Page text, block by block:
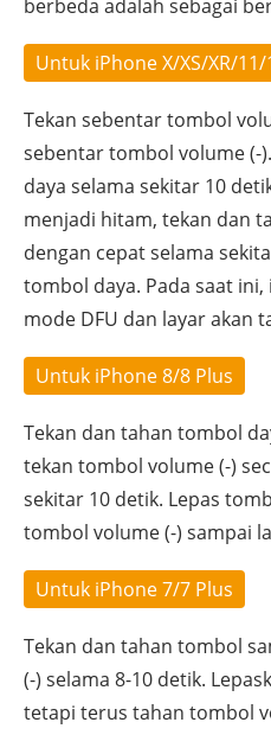
berbeda adalah sebagai
Untuk iPhone X/XS/XR/
Tekan sebentar tombol
sebentar tombol volume (-
daya selama sekitar 10
menjadi hitam, tekan dan
dengan cepat selama
tombol daya. Pada saat
mode DFU dan layar akan
Untuk iPhone 8/8 Plus
Tekan dan tahan tombol
tekan tombol volume (-)
sekitar 10 detik. Lepas
tombol volume (-) sampai
Untuk iPhone 7/7 Plus
Tekan dan tahan tombol
(-) selama 8-10 detik.
tetapi terus tahan tombol